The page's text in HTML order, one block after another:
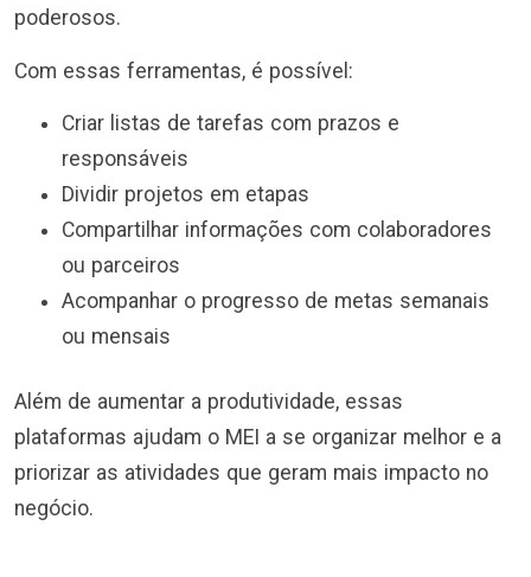
poderosos.
Com essas ferramentas, é possível:
Criar listas de tarefas com prazos e
responsáveis
Dividir projetos em etapas
Compartilhar informações com colaboradores
ou parceiros
Acompanhar o progresso de metas semanais
ou mensais
Além de aumentar a produtividade, essas
plataformas ajudam o MEI a se organizar melhor e a
priorizar as atividades que geram mais impacto no
negócio.